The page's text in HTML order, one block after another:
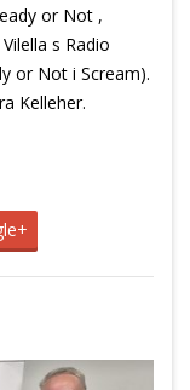
or Not ,
s Radio
or Not i Scream).
Kelleher.